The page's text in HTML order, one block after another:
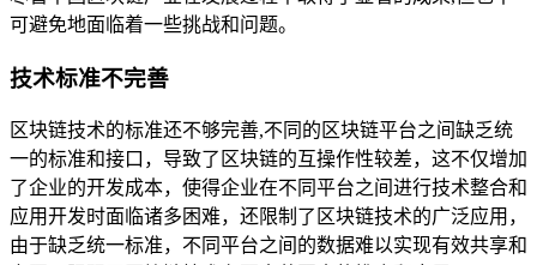
可避免地面临着一些挑战和问题。
技术标准不完善
区块链技术的标准还不够完善,不同的区块链平台之间缺乏统
一的标准和接口，导致了区块链的互操作性较差，这不仅增加
了企业的开发成本，使得企业在不同平台之间进行技术整合和
应用开发时面临诸多困难，还限制了区块链技术的广泛应用，
由于缺乏统一标准，不同平台之间的数据难以实现有效共享和